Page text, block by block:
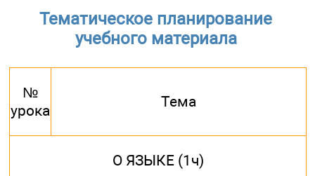
Тематическое планирование
учебного материала
№
урока
Тема
О ЯЗЫКЕ (1ч)